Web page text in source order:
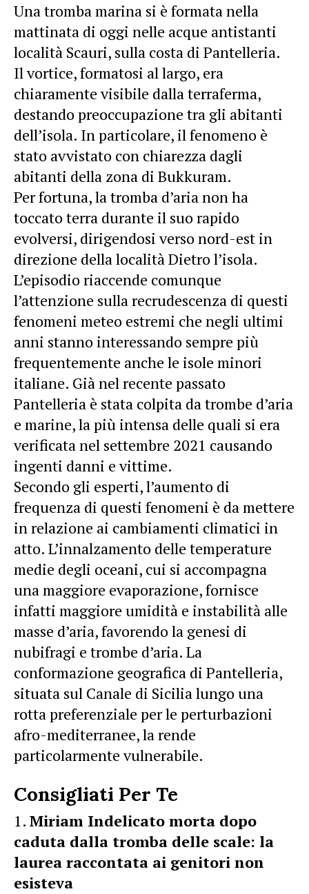
Una tromba marina si è formata nella
mattinata di oggi nelle acque antistanti
località Scauri, sulla costa di Pantelleria.
Il vortice, formatosi al largo, era
chiaramente visibile dalla terraferma,
destando preoccupazione tra gli abitanti
dell’isola. In particolare, il fenomeno è
stato avvistato con chiarezza dagli
abitanti della zona di Bukkuram.
Per fortuna, la tromba d’aria non ha
toccato terra durante il suo rapido
evolversi, dirigendosi verso nord-est in
direzione della località Dietro l’isola.
L’episodio riaccende comunque
l’attenzione sulla recrudescenza di questi
fenomeni meteo estremi che negli ultimi
anni stanno interessando sempre più
frequentemente anche le isole minori
italiane. Già nel recente passato
Pantelleria è stata colpita da trombe d’aria
e marine, la più intensa delle quali si era
verificata nel settembre 2021 causando
ingenti danni e vittime.
Secondo gli esperti, l’aumento di
frequenza di questi fenomeni è da mettere
in relazione ai cambiamenti climatici in
atto. L’innalzamento delle temperature
medie degli oceani, cui si accompagna
una maggiore evaporazione, fornisce
infatti maggiore umidità e instabilità alle
masse d’aria, favorendo la genesi di
nubifragi e trombe d’aria. La
conformazione geografica di Pantelleria,
situata sul Canale di Sicilia lungo una
rotta preferenziale per le perturbazioni
afro-mediterranee, la rende
particolarmente vulnerabile.
Consigliati Per Te
Miriam Indelicato morta dopo
caduta dalla tromba delle scale: la
laurea raccontata ai genitori non
esisteva